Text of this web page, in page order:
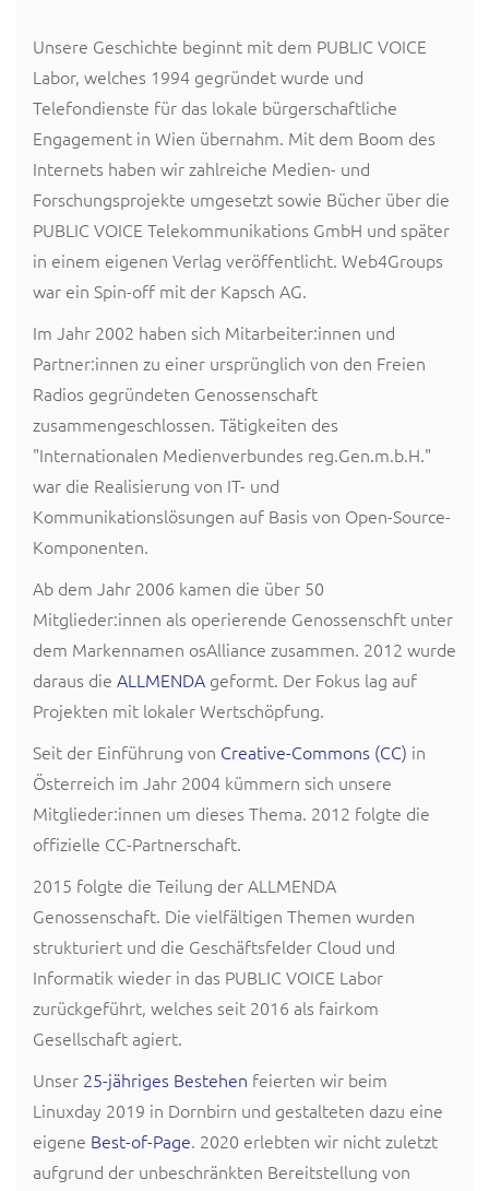
Unsere Geschichte beginnt mit dem PUBLIC VOICE
Labor, welches 1994 gegründet wurde und
Telefondienste für das lokale bürgerschaftliche
Engagement in Wien übernahm. Mit dem Boom des
Internets haben wir zahlreiche Medien- und
Forschungsprojekte umgesetzt sowie Bücher über die
PUBLIC VOICE Telekommunikations GmbH und später
in einem eigenen Verlag veröffentlicht. Web4Groups
war ein Spin-off mit der Kapsch AG.
Im Jahr 2002 haben sich Mitarbeiter:innen und
Partner:innen zu einer ursprünglich von den Freien
Radios gegründeten Genossenschaft
zusammengeschlossen. Tätigkeiten des
"Internationalen Medienverbundes reg.Gen.m.b.H."
war die Realisierung von IT- und
Kommunikationslösungen auf Basis von Open-Source-
Komponenten.
Ab dem Jahr 2006 kamen die über 50
Mitglieder:innen als operierende Genossenschft unter
dem Markennamen osAlliance zusammen. 2012 wurde
daraus die ALLMENDA geformt. Der Fokus lag auf
Projekten mit lokaler Wertschöpfung.
Seit der Einführung von Creative-Commons (CC) in
Österreich im Jahr 2004 kümmern sich unsere
Mitglieder:innen um dieses Thema. 2012 folgte die
offizielle CC-Partnerschaft.
2015 folgte die Teilung der ALLMENDA
Genossenschaft. Die vielfältigen Themen wurden
strukturiert und die Geschäftsfelder Cloud und
Informatik wieder in das PUBLIC VOICE Labor
zurückgeführt, welches seit 2016 als fairkom
Gesellschaft agiert.
Unser 25-jähriges Bestehen feierten wir beim
Linuxday 2019 in Dornbirn und gestalteten dazu eine
eigene Best-of-Page. 2020 erlebten wir nicht zuletzt
aufgrund der unbeschränkten Bereitstellung von